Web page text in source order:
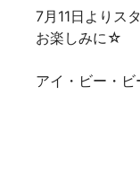
7月11日よりス
お楽しみに☆
アイ・ビー・